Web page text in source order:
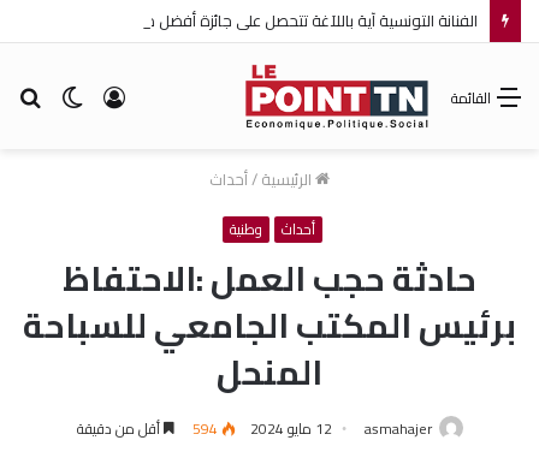
الوضع تسجيل
القائمة
الرئيسية/أحداث
أحداث وطنية
حادثة حجب العمل :الاحتفاظ
برئيس المكتب الجامعي للسباحة
المنحل
asmahajer 12 مايو 2024 594 أقل من دقيقة